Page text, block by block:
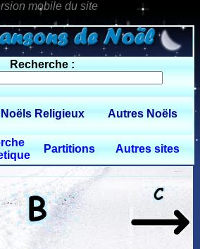
1 $limittot 2
Recherche :
Noëls Religieux Autres Noëls
Partitions Autres sites